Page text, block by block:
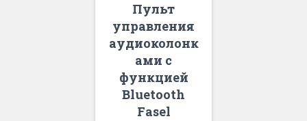
Пульт
управления
аудиоколонк
ами с
функцией
Bluetooth
Fasel